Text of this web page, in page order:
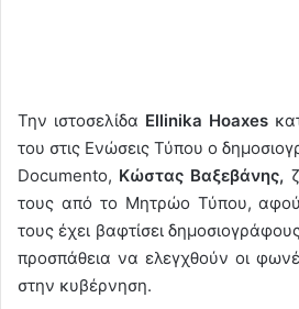
Την ιστοσελίδα Ellinika Hoaxes
του στις Ενώσεις Τύπου ο
Documento, Κώστας Βαξεβάνης,
τους από το Μητρώο Τύπου,
τους έχει βαφτίσει
προσπάθεια να ελεγχθούν οι
στην κυβέρνηση.